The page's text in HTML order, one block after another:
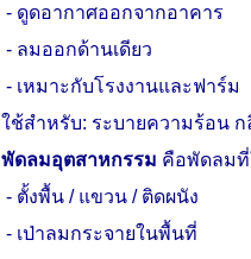
- ดูดอากาศออกจากอาคาร
- ลมออกด้านเดียว
- เหมาะกับโรงงานและฟาร์ม
ใช้สำหรับ: ระบายความร้อน
พัดลมอุตสาหกรรม คือพัดลมที่
- ตั้งพื้น / แขวน / ติดผนัง
- เป่าลมกระจายในพื้นที่